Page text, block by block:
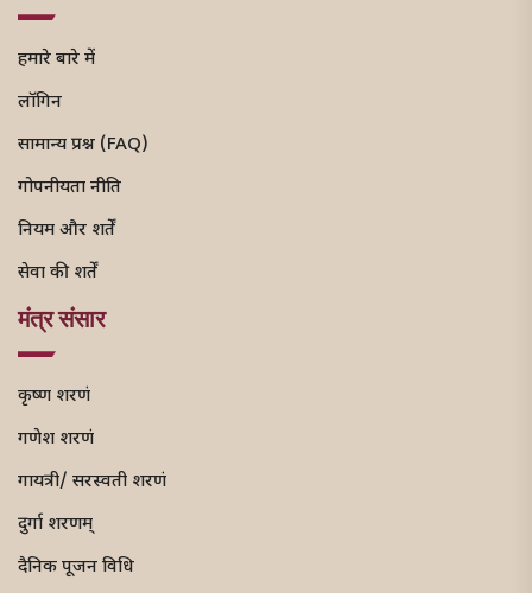
हमारे बारे में
लॉगिन
सामान्य प्रश्न (FAQ)
गोपनीयता नीति
नियम और शर्तें
सेवा की शर्तें
मंत्र संसार
कृष्ण शरणं
गणेश शरणं
गायत्री/ सरस्वती शरणं
दुर्गा शरणम्
दैनिक पूजन विधि